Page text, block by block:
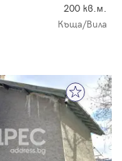
200 кв.м.
Къща/Вила